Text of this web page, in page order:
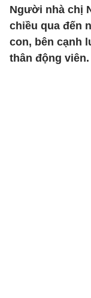
Người nhà chị
chiều qua đến
con, bên cạnh
thân động viên.